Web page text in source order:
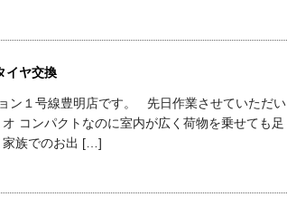
ヤ交換
ン１号線豊明店です。 先日作業させていただい
ンパクトなのに室内が広く荷物を乗せても足
家族でのお出 […]